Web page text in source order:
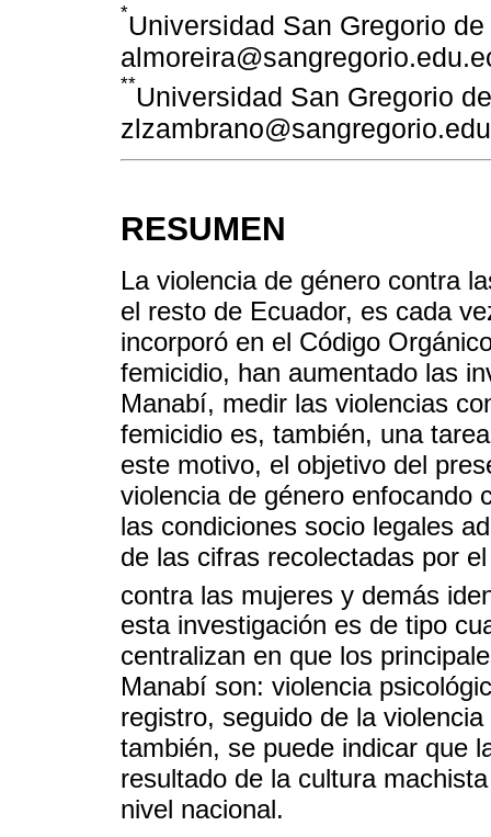
*Universidad San Gregorio
**Universidad San Gregorio
RESUMEN
La violencia de género contra
el resto de Ecuador, es cada
incorporó en el Código
femicidio, han aumentado las
Manabí, medir las violencias
femicidio es, también, una
este motivo, el objetivo del
violencia de género enfocando
las condiciones socio legales
de las cifras recolectadas por
contra las mujeres y demás
esta investigación es de tipo
centralizan en que los
Manabí son: violencia
registro, seguido de la
también, se puede indicar que
resultado de la cultura
nivel nacional.